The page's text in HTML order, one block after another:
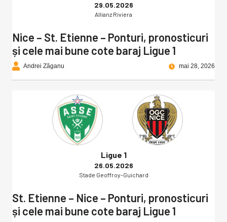
29.05.2026
Allianz Riviera
Nice – St. Etienne – Ponturi, pronosticuri
și cele mai bune cote baraj Ligue 1
Andrei Zăganu mai 28, 2026
Ligue 1
26.05.2026
Stade Geoffroy-Guichard
St. Etienne – Nice – Ponturi, pronosticuri
și cele mai bune cote baraj Ligue 1